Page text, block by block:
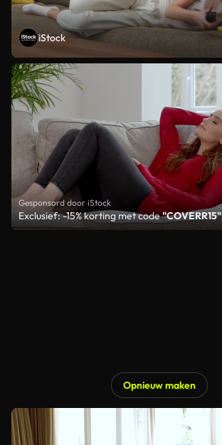
iStock
Gesponsord door iStock
Exclusief: -15% korting met code"COVERR15"
Opnieuw maken